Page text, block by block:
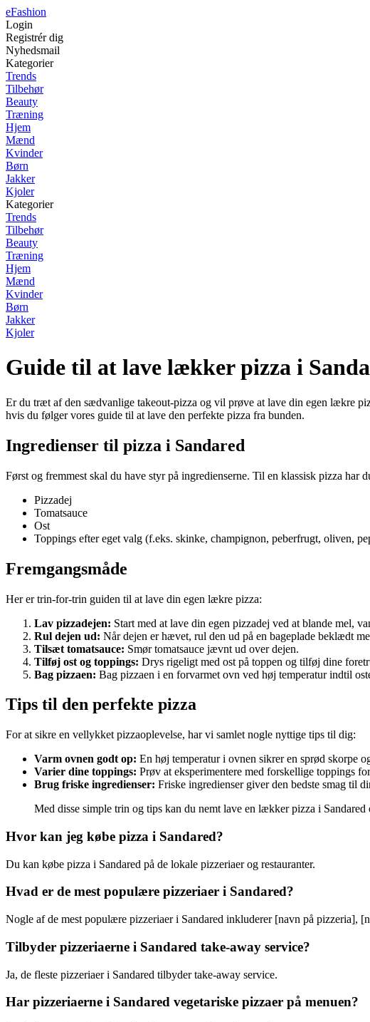
eFashion
Login
Registrér dig
Nyhedsmail
Kategorier
Trends
Tilbehør
Beauty
Træning
Hjem
Mænd
Kvinder
Børn
Jakker
Kjoler
Kategorier
Trends
Tilbehør
Beauty
Træning
Hjem
Mænd
Kvinder
Børn
Jakker
Kjoler
Guide til at lave lækker pizza i
Er du træt af den sædvanlige takeout-pizza og vil prøve at lave din egen lækre
hvis du følger vores guide til at lave den perfekte pizza fra bunden.
Ingredienser til pizza i Sandared
Først og fremmest skal du have styr på ingredienserne. Til en klassisk pizza har
Pizzadej
Tomatsauce
Ost
Toppings efter eget valg (f.eks. skinke, champignon, peberfrugt, oliven,
Fremgangsmåde
Her er trin-for-trin guiden til at lave din egen lækre pizza:
Lav pizzadejen: Start med at lave din egen pizzadej ved at blande mel,
Rul dejen ud: Når dejen er hævet, rul den ud på en bageplade beklædt
Tilsæt tomatsauce: Smør tomatsauce jævnt ud over dejen.
Tilføj ost og toppings: Drys rigeligt med ost på toppen og tilføj dine
Bag pizzaen: Bag pizzaen i en forvarmet ovn ved høj temperatur indtil
Tips til den perfekte pizza
For at sikre en vellykket pizzaoplevelse, har vi samlet nogle nyttige tips til dig:
Varm ovnen godt op: En høj temperatur i ovnen sikrer en sprød skorpe
Varier dine toppings: Prøv at eksperimentere med forskellige toppings
Brug friske ingredienser: Friske ingredienser giver den bedste smag til
Med disse simple trin og tips kan du nemt lave en lækker pizza i
Hvor kan jeg købe pizza i Sandared?
Du kan købe pizza i Sandared på de lokale pizzeriaer og restauranter.
Hvad er de mest populære pizzeriaer i Sandared?
Nogle af de mest populære pizzeriaer i Sandared inkluderer [navn på pizzeria],
Tilbyder pizzeriaerne i Sandared take-away service?
Ja, de fleste pizzeriaer i Sandared tilbyder take-away service.
Har pizzeriaerne i Sandared vegetariske pizzaer på menuen?